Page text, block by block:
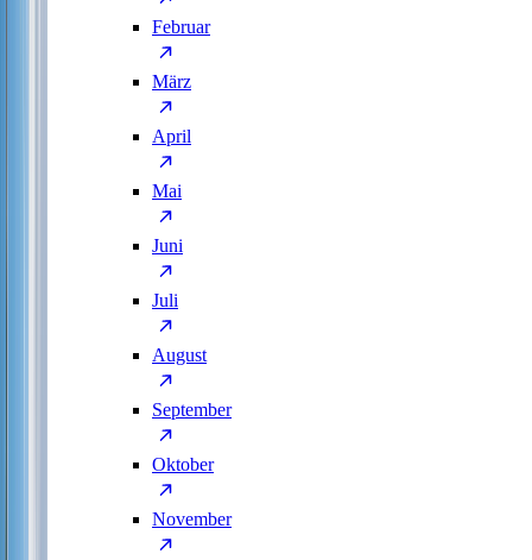
Februar
März
April
Mai
Juni
Juli
August
September
Oktober
November